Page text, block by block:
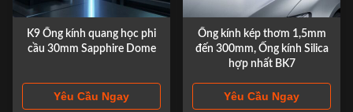
K9 Ống kính quang học phi
cầu 30mm Sapphire Dome
Yêu Cầu Ngay
Ống kính kép thơm 1,5mm
đến 300mm, Ống kính Silica
hợp nhất BK7
Yêu Cầu Ngay